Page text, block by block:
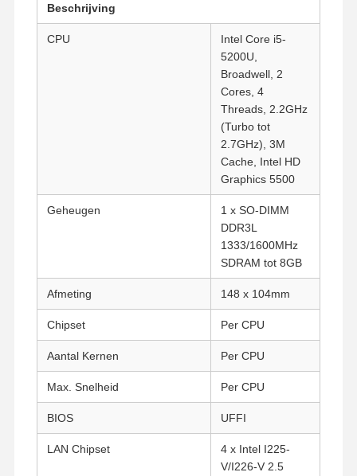
Beschrijving
CPU
Intel Core i5-
5200U,
Broadwell, 2
Cores, 4
Threads, 2.2GHz
(Turbo tot
2.7GHz), 3M
Cache, Intel HD
Graphics 5500
Geheugen
1 x SO-DIMM
DDR3L
1333/1600MHz
SDRAM tot 8GB
Afmeting 148 x 104mm
Chipset Per CPU
Aantal Kernen Per CPU
Max. Snelheid Per CPU
BIOS UFFI
LAN Chipset
4 x Intel I225-
V/I226-V 2.5